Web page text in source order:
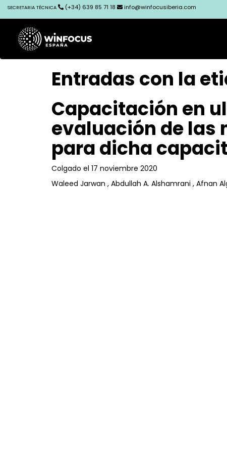
SECRETARIA TÉCNICA (+34) 639 85 71 18 info@winfocusiberia.com
Entradas con la
Capacitación en
evaluación de las
para dicha
Colgado el 17 noviembre 2020
Waleed Jarwan , Abdullah A. Alshamrani , Afnan